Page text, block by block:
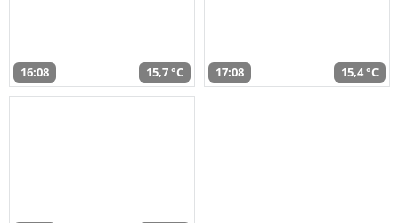
16:08 15,7 °C 17:08 15,4 °C